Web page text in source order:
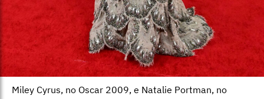
Miley Cyrus, no Oscar 2009, e Natalie Portman, no